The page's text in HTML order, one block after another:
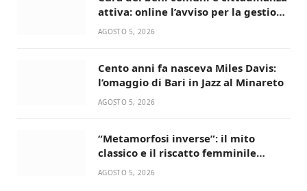
attiva: online l’avviso per la gestione
condivisa della Villetta di Laureto
AGOSTO 5, 2026
Cento anni fa nasceva Miles Davis:
l’omaggio di Bari in Jazz al Minareto
AGOSTO 5, 2026
“Metamorfosi inverse”: il mito
classico e il riscatto femminile
incantano la Selva di Fasano
AGOSTO 5, 2026